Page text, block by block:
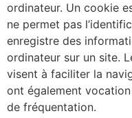
ordinateur. Un cookie
ne permet pas
enregistre des
ordinateur sur un site.
visent à faciliter la
ont également
de fréquentation.